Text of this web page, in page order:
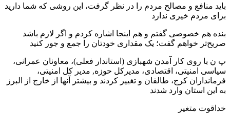
باید منافع و مصالح مردم را در نظر گرفت، این روشی که شما دارید
برای مردم خیری ندارد
بنده هم خصوصی گفتم و هم اینجا اشاره کردم و اگر لازم باشد
صریح‌تر خواهم گفت؛ یک مقداری خودتان را جمع و جور کنید
پ ن با روی کار آمدن شهبازی (استاندار فعلی)، معاونان عمرانی،
سیاسی امنیتی، اقتصادی، مدیرکل حوزه, مدیر کل امنیتی،
فرمانداران کرج، طالقان و تغییر کردند و بیشتر آنها از خارج از البرز
به این استان وارد شدند
خداقوت متغیر